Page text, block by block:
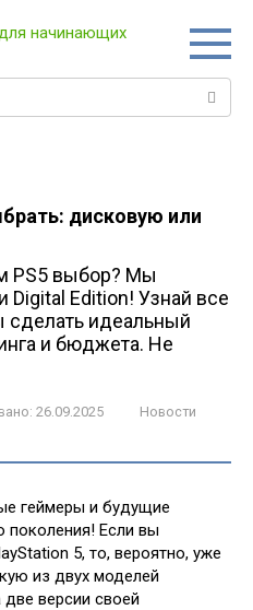
дисковую или
PS5 выбор? Мы
Digital Edition! Узнай все
идеальный
и бюджета. Не
26.09.2025
Новости
геймеры и будущие
поколения! Если вы
5, то, вероятно, уже
из двух моделей
версии своей